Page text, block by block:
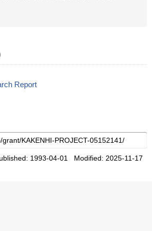
Report
1993-04-01 Modified: 2025-11-17